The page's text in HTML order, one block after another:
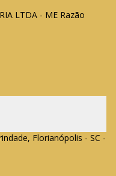
LTDA - ME Razão
Florianópolis - SC -